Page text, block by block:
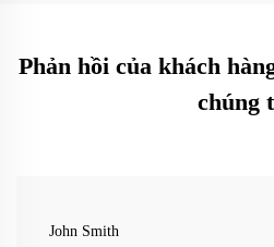
Phản hồi của khách
chúng
John Smith